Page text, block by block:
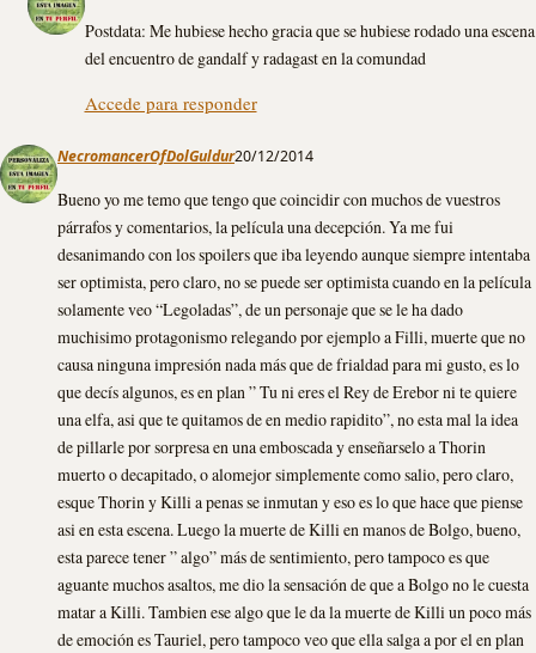
Postdata: Me hubiese hecho gracia que se hubiese rodado una escena
del encuentro de gandalf y radagast en la comundad
Accede para responder
NecromancerOfDolGuldur20/12/2014
Bueno yo me temo que tengo que coincidir con muchos de vuestros
párrafos y comentarios, la película una decepción. Ya me fui
desanimando con los spoilers que iba leyendo aunque siempre intentaba
ser optimista, pero claro, no se puede ser optimista cuando en la película
solamente veo “Legoladas”, de un personaje que se le ha dado
muchisimo protagonismo relegando por ejemplo a Filli, muerte que no
causa ninguna impresión nada más que de frialdad para mi gusto, es lo
que decís algunos, es en plan ” Tu ni eres el Rey de Erebor ni te quiere
una elfa, asi que te quitamos de en medio rapidito”, no esta mal la idea
de pillarle por sorpresa en una emboscada y enseñarselo a Thorin
muerto o decapitado, o alomejor simplemente como salio, pero claro,
esque Thorin y Killi a penas se inmutan y eso es lo que hace que piense
asi en esta escena. Luego la muerte de Killi en manos de Bolgo, bueno,
esta parece tener ” algo” más de sentimiento, pero tampoco es que
aguante muchos asaltos, me dio la sensación de que a Bolgo no le cuesta
matar a Killi. Tambien ese algo que le da la muerte de Killi un poco más
de emoción es Tauriel, pero tampoco veo que ella salga a por el en plan